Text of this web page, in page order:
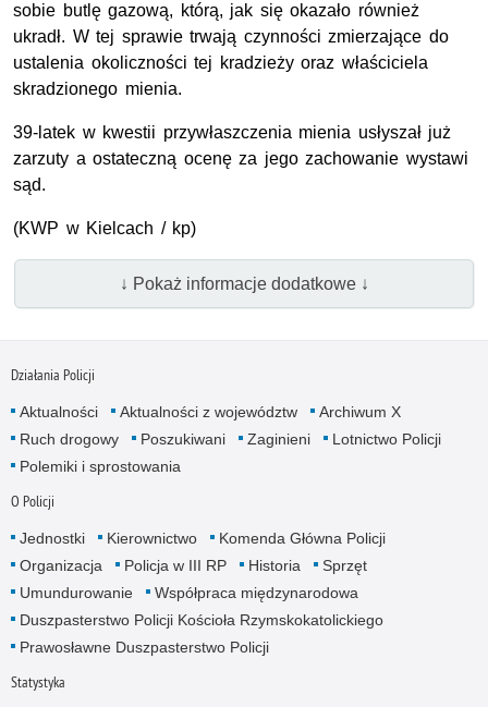
sobie butlę gazową, którą, jak się okazało również
ukradł. W tej sprawie trwają czynności zmierzające do
ustalenia okoliczności tej kradzieży oraz właściciela
skradzionego mienia.
39-latek w kwestii przywłaszczenia mienia usłyszał już
zarzuty a ostateczną ocenę za jego zachowanie wystawi
sąd.
(KWP w Kielcach / kp)
↓ Pokaż informacje dodatkowe ↓
Działania Policji
Aktualności Aktualności z województw
Archiwum X
Ruch drogowy
Poszukiwani Zaginieni
Lotnictwo Policji
Polemiki i sprostowania
O Policji
Jednostki Kierownictwo
Komenda Główna Policji
Organizacja
Policja w III RP Historia
Sprzęt
Umundurowanie
Współpraca międzynarodowa
Duszpasterstwo Policji Kościoła Rzymskokatolickiego
Prawosławne Duszpasterstwo Policji
Statystyka